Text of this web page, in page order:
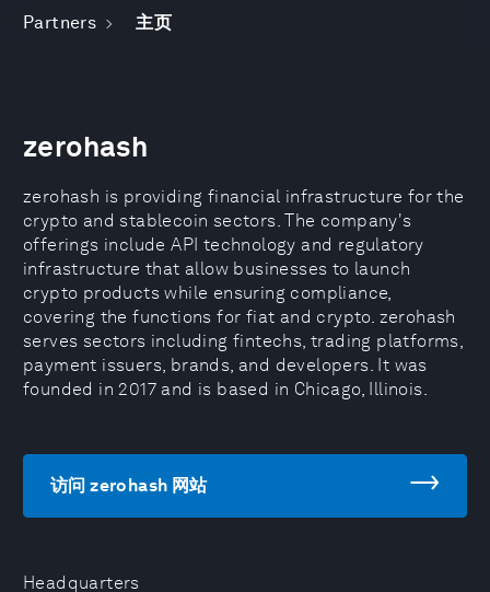
Partners 主页
Headquarters
zerohash
zerohash is providing financial infrastructure for the
crypto and stablecoin sectors. The company's
offerings include API technology and regulatory
infrastructure that allow businesses to launch
crypto products while ensuring compliance,
covering the functions for fiat and crypto. zerohash
serves sectors including fintechs, trading platforms,
payment issuers, brands, and developers. It was
founded in 2017 and is based in Chicago, Illinois.
访问 zerohash 网站